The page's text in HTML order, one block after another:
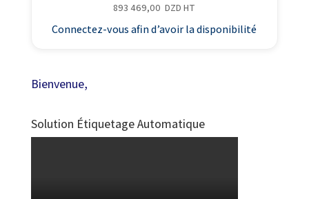
893 469,00 DZD HT
Connectez-vous afin d’avoir la disponibilité
Bienvenue,
Solution Étiquetage Automatique